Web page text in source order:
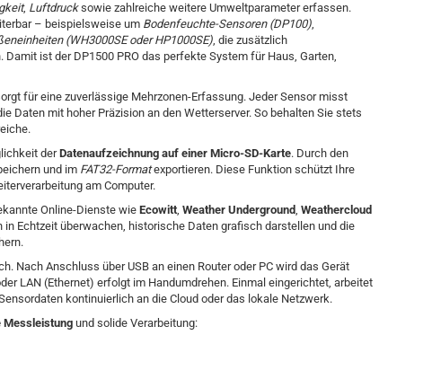
, Luftdrucksowie zahlreiche weitere Umweltparameter erfassen.
– beispielsweise um Bodenfeuchte-Sensoren (DP100),
(WH3000SE oder HP1000SE), die zusätzlich
Damit ist der DP1500 PRO das perfekte System für Haus, Garten,
für eine zuverlässige Mehrzonen-Erfassung. Jeder Sensor misst
Daten mit hoher Präzision an den Wetterserver. So behalten Sie stets
derDatenaufzeichnung auf einer Micro-SD-Karte. Durch den
und im FAT32-Formatexportieren. Diese Funktion schützt Ihre
am Computer.
Online-Dienste wie Ecowitt, Weather Underground, Weathercloud
Echtzeit überwachen, historische Daten grafisch darstellen und die
Nach Anschluss über USB an einen Router oder PC wird das Gerät
LAN (Ethernet) erfolgt im Handumdrehen. Einmal eingerichtet, arbeitet
kontinuierlich an die Cloud oder das lokale Netzwerk.
Messleistung und solide Verarbeitung: